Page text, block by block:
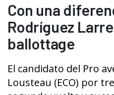
Con una
Rodríguez
ballottage
El candidato del Pro
Lousteau (ECO) por